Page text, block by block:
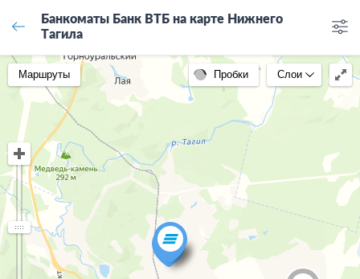
Банкоматы Банк ВТБ на карте Нижнего
Тагила
Маршруты Пробки Слои